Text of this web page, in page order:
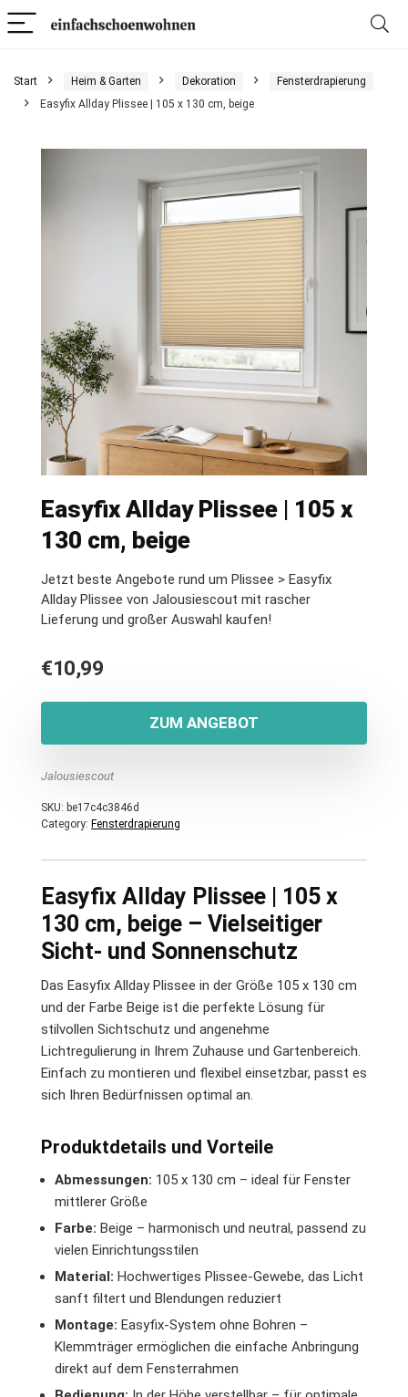
Start Heim & Garten Dekoration
Fensterdrapierung
Easyfix Allday Plissee | 105 x 130 cm, beige
Easyfix Allday Plissee | 105 x
130 cm, beige
Jetzt beste Angebote rund um Plissee > Easyfix
Allday Plissee von Jalousiescout mit rascher
Lieferung und großer Auswahl kaufen!
€10,99
ZUM ANGEBOT
Jalousiescout
SKU: be17c4c3846d
Category: Fensterdrapierung
Easyfix Allday Plissee | 105 x
130 cm, beige – Vielseitiger
Sicht- und Sonnenschutz
Das Easyfix Allday Plissee in der Größe 105 x 130 cm
und der Farbe Beige ist die perfekte Lösung für
stilvollen Sichtschutz und angenehme
Lichtregulierung in Ihrem Zuhause und Gartenbereich.
Einfach zu montieren und flexibel einsetzbar, passt es
sich Ihren Bedürfnissen optimal an.
Produktdetails und Vorteile
Abmessungen: 105 x 130 cm – ideal für Fenster
mittlerer Größe
Farbe: Beige – harmonisch und neutral, passend zu
vielen Einrichtungsstilen
Material: Hochwertiges Plissee-Gewebe, das Licht
sanft filtert und Blendungen reduziert
Montage: Easyfix-System ohne Bohren –
Klemmträger ermöglichen die einfache Anbringung
direkt auf dem Fensterrahmen